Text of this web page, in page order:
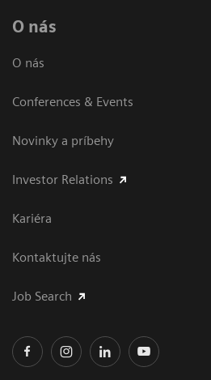
O nás
O nás
Conferences & Events
Novinky a príbehy
Investor Relations
Kariéra
Kontaktujte nás
Job Search